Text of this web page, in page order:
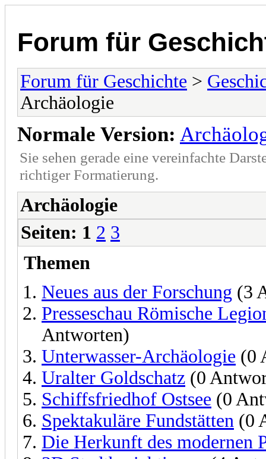
Forum für
Forum für Geschichte >
Archäologie
Normale Version:
Sie sehen gerade eine vereinfachte
richtiger Formatierung.
Archäologie
Seiten: 1 2 3
Themen
Neues aus der Forschung (3
Presseschau Römische
Antworten)
Unterwasser-Archäologie (0
Uralter Goldschatz (0
Schiffsfriedhof Ostsee (0
Spektakuläre Fundstätten (0
Die Herkunft des modernen